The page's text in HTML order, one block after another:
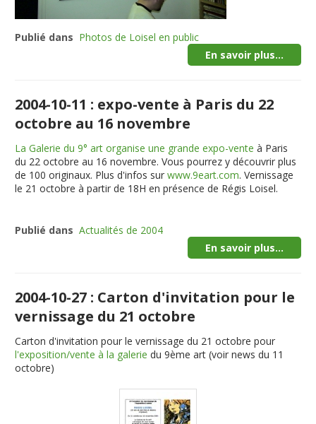
Publié dans Photos de Loisel en public
En savoir plus...
2004-10-11 : expo-vente à Paris du 22
octobre au 16 novembre
La Galerie du 9° art organise une grande expo-vente à Paris
du 22 octobre au 16 novembre. Vous pourrez y découvrir plus
de 100 originaux. Plus d'infos surwww.9eart.com. Vernissage
le 21 octobre à partir de 18Hen présence de Régis Loisel.
Publié dans Actualités de 2004
En savoir plus...
2004-10-27 : Carton d'invitation pour le
vernissage du 21 octobre
Carton d'invitation pour le vernissage du 21 octobre pour
l'exposition/vente à la galeriedu 9ème art (voir news du 11
octobre)